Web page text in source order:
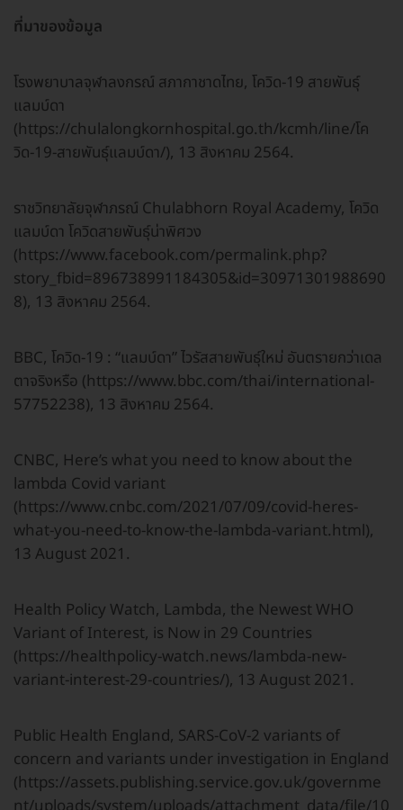
ที่มาของข้อมูล
โรงพยาบาลจุฬาลงกรณ์ สภากาชาดไทย, โควิด-19 สายพันธุ์
แลมบ์ดา
(https://chulalongkornhospital.go.th/kcmh/line/โค
วิด-19-สายพันธุ์แลมบ์ดา/), 13 สิงหาคม 2564.
ราชวิทยาลัยจุฬาภรณ์ Chulabhorn Royal Academy, โควิด
แลมบ์ดา โควิดสายพันธุ์น่าพิศวง
(https://www.facebook.com/permalink.php?
story_fbid=896738991184305&id=30971301988690
8), 13 สิงหาคม 2564.
BBC, โควิด-19 : “แลมบ์ดา” ไวรัสสายพันธุ์ใหม่ อันตรายกว่าเดล
ตาจริงหรือ (https://www.bbc.com/thai/international-
57752238), 13 สิงหาคม 2564.
CNBC, Here’s what you need to know about the
lambda Covid variant
(https://www.cnbc.com/2021/07/09/covid-heres-
what-you-need-to-know-the-lambda-variant.html),
13 August 2021.
Health Policy Watch, Lambda, the Newest WHO
Variant of Interest, is Now in 29 Countries
(https://healthpolicy-watch.news/lambda-new-
variant-interest-29-countries/), 13 August 2021.
Public Health England, SARS-CoV-2 variants of
concern and variants under investigation in England
(https://assets.publishing.service.gov.uk/governme